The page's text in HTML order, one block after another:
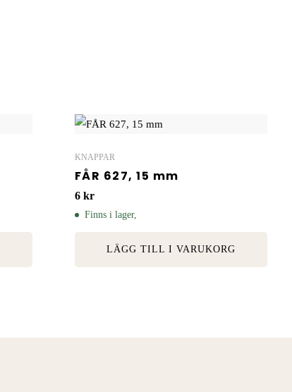
KNAPPAR
FÅR 627, 15 mm
6 kr
Finns i lager,
LÄGG TILL I VARUKORG